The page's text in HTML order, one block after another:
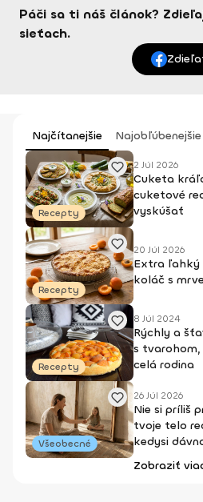
Páči sa ti náš článok?
sieťach.
Najčítanejšie Najobľúbenejšie
Recepty
2 Júl 2026
Cuketa
cuketové
vyskúšať
Recepty
20 Júl 2026
Extra ľahký
koláč s
Recepty
8 Júl 2024
Rýchly a
s
celá rodina
Všeobecné
26 Júl 2026
Nie si príliš
tvoje telo
kedysi
Zobraziť